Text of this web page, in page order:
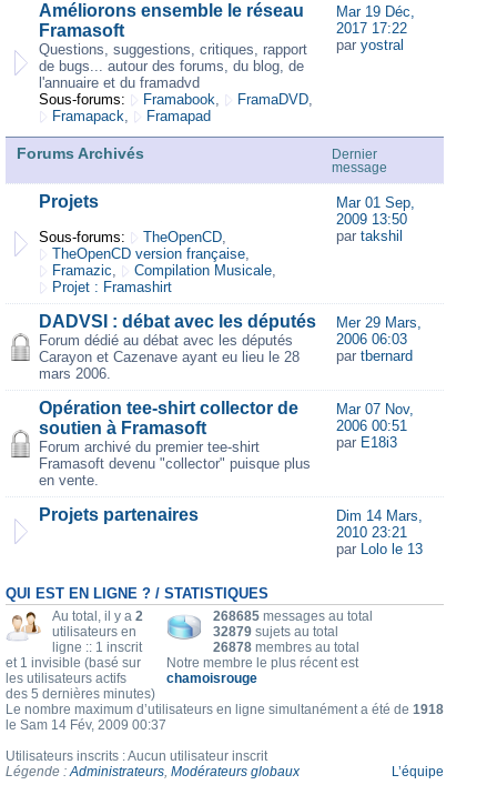
Améliorons ensemble le réseau
Framasoft
Questions, suggestions, critiques, rapport
de bugs... autour des forums, du blog, de
l'annuaire et du framadvd
Sous-forums:
Framabook, FramaDVD,
Framapack, Framapad
Mar 19 Déc,
2017 17:22
par yostral
Forums Archivés
Dernier
message
Projets
Sous-forums: TheOpenCD,
TheOpenCD version française,
Framazic, Compilation Musicale,
Projet : Framashirt
Mar 01 Sep,
2009 13:50
par takshil
DADVSI : débat avec les députés
Forum dédié au débat avec les députés
Carayon et Cazenave ayant eu lieu le 28
mars 2006.
Mer 29 Mars,
2006 06:03
par tbernard
Opération tee-shirt collector de
soutien à Framasoft
Forum archivé du premier tee-shirt
Framasoft devenu "collector" puisque plus
en vente.
Mar 07 Nov,
2006 00:51
par E18i3
Projets partenaires
Dim 14 Mars,
2010 23:21
par Lolo le 13
QUI EST EN LIGNE ? / STATISTIQUES
268685 messages au total
32879 sujets au total
26878 membres au total
Notre membre le plus récent est
chamoisrouge
Au total, il y a 2
utilisateurs en
ligne :: 1 inscrit
et 1 invisible (basé sur
les utilisateurs actifs
des 5 dernières minutes)
Le nombre maximum d’utilisateurs en ligne simultanément a été de 1918
le Sam 14 Fév, 2009 00:37
Utilisateurs inscrits : Aucun utilisateur inscrit
Légende :Administrateurs, Modérateurs globaux L’équipe